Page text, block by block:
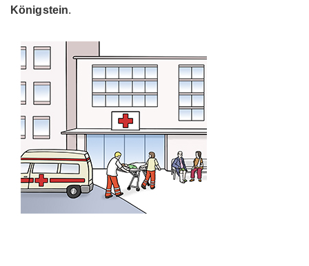
Königstein.